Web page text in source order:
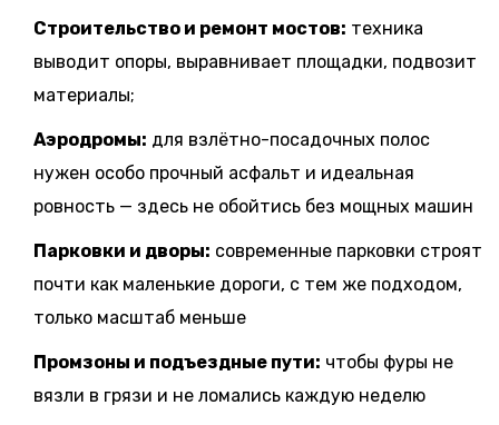
Строительство и ремонт мостов: техника
выводит опоры, выравнивает площадки, подвозит
материалы;
Аэродромы: для взлётно-посадочных полос
нужен особо прочный асфальт и идеальная
ровность — здесь не обойтись без мощных машин
Парковки и дворы: современные парковки строят
почти как маленькие дороги, с тем же подходом,
только масштаб меньше
Промзоны и подъездные пути: чтобы фуры не
вязли в грязи и не ломались каждую неделю